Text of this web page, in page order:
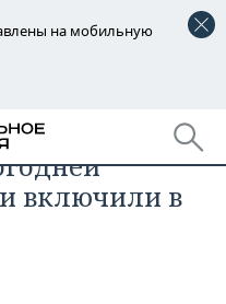
на мобильную
11 млн
включили в